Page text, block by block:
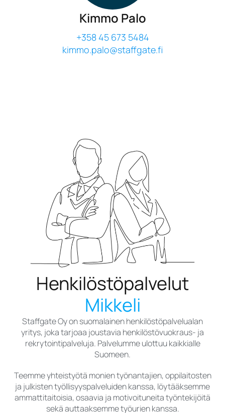
Kimmo Palo
+358 45 673 5484
kimmo.palo@staffgate.fi
Henkilöstöpalvelut
Mikkeli
Staffgate Oy on suomalainen henkilöstöpalvelualan
yritys, joka tarjoaa joustavia henkilöstövuokraus- ja
rekrytointipalveluja. Palvelumme ulottuu kaikkialle
Suomeen.
Teemme yhteistyötä monien työnantajien, oppilaitosten
ja julkisten työllisyyspalveluiden kanssa, löytääksemme
ammattitaitoisia, osaavia ja motivoituneita työntekijöitä
sekä auttaaksemme työurien kanssa.